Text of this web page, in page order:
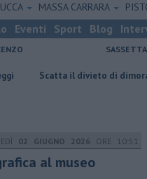
MASSA CARRARA
Eventi Sport Blog
SASSETTA
il divieto di dimora per il
02 GIUGNO 2026 ORE 10:51
al museo